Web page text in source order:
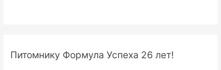
Питомнику Формула Успеха 26 лет!